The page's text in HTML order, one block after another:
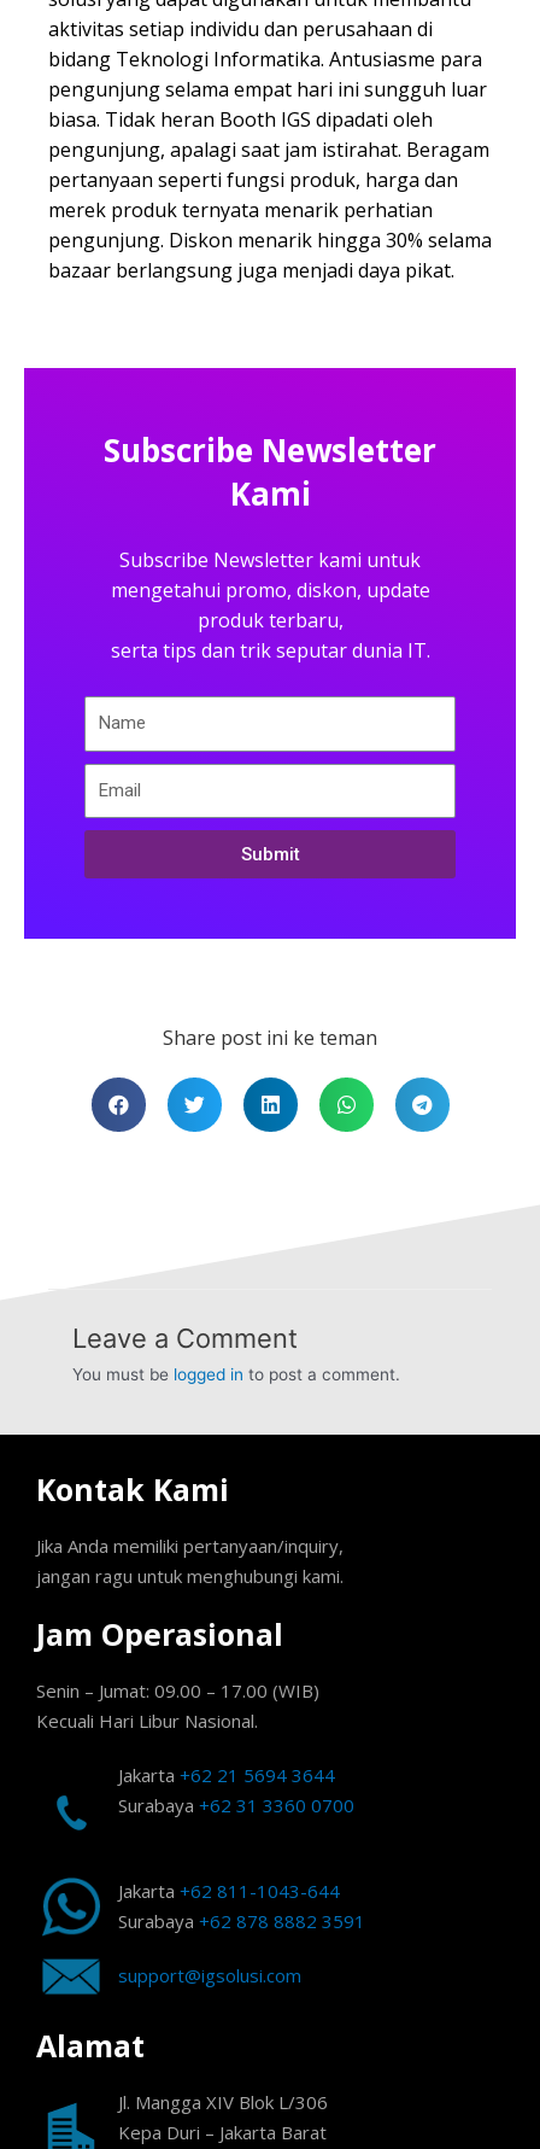
aktivitas setiap individu dan perusahaan di
bidang Teknologi Informatika. Antusiasme para
pengunjung selama empat hari ini sungguh luar
biasa. Tidak heran Booth IGS dipadati oleh
pengunjung, apalagi saat jam istirahat. Beragam
pertanyaan seperti fungsi produk, harga dan
merek produk ternyata menarik perhatian
pengunjung. Diskon menarik hingga 30% selama
bazaar berlangsung juga menjadi daya pikat.
Subscribe Newsletter
Kami
Subscribe Newsletter kami untuk
mengetahui promo, diskon, update
produk terbaru,
serta tips dan trik seputar dunia IT.
Submit
Share post ini ke teman
Leave a Comment
You must be logged in to post a comment.
Kontak Kami
Jika Anda memiliki pertanyaan/inquiry,
jangan ragu untuk menghubungi kami.
Jam Operasional
Senin – Jumat: 09.00 – 17.00 (WIB)
Kecuali Hari Libur Nasional.
Jakarta +62 21 5694 3644
Surabaya +62 31 3360 0700
Jakarta +62 811-1043-644
Surabaya +62 878 8882 3591
support@igsolusi.com
Alamat
Jl. Mangga XIV Blok L/306
Kepa Duri – Jakarta Barat